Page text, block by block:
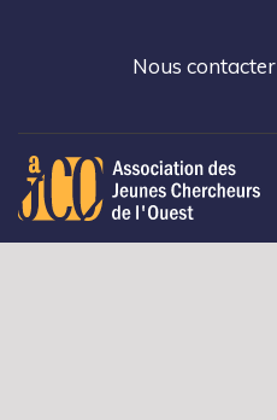
Nous contacter